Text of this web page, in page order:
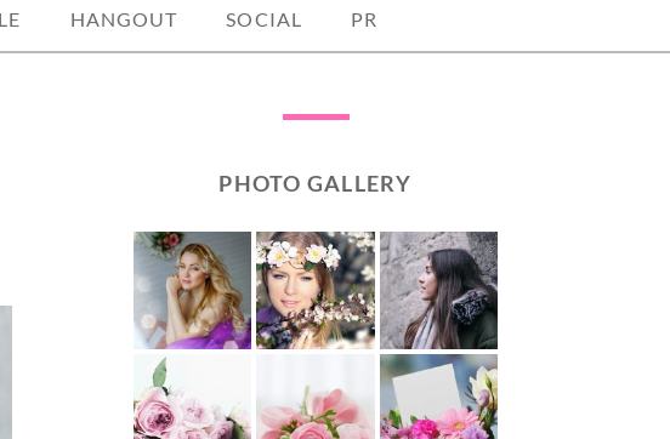
HANGOUT SOCIAL PR
PHOTO GALLERY